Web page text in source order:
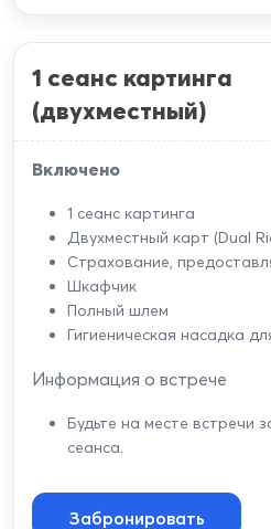
1 сеанс картинга
(двухместный)
Включено
1 сеанс картинга
Двухместный карт (Dual
Страхование,
Шкафчик
Полный шлем
Гигиеническая насадка
Информация о встрече
Будьте на месте встречи
сеанса.
Забронировать